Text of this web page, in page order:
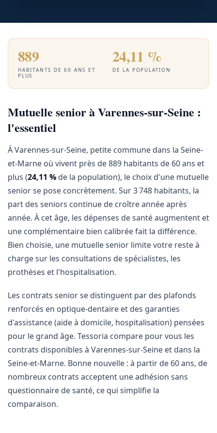
889
HABITANTS DE 60 ANS ET
PLUS
24,11 %
DE LA POPULATION
Mutuelle senior à Varennes-sur-Seine :
l'essentiel
À Varennes-sur-Seine, petite commune dans la Seine-
et-Marne où vivent près de 889 habitants de 60 ans et
plus (24,11 % de la population), le choix d'une mutuelle
senior se pose concrètement. Sur 3 748 habitants, la
part des seniors continue de croître année après
année. À cet âge, les dépenses de santé augmentent et
une complémentaire bien calibrée fait la différence.
Bien choisie, une mutuelle senior limite votre reste à
charge sur les consultations de spécialistes, les
prothèses et l'hospitalisation.
Les contrats senior se distinguent par des plafonds
renforcés en optique-dentaire et des garanties
d'assistance (aide à domicile, hospitalisation) pensées
pour le grand âge. Tessoria compare pour vous les
contrats disponibles à Varennes-sur-Seine et dans la
Seine-et-Marne. Bonne nouvelle : à partir de 60 ans, de
nombreux contrats acceptent une adhésion sans
questionnaire de santé, ce qui simplifie la
comparaison.